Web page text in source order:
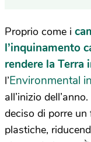
Proprio come i
l’inquinamento
rendere la Terra
l’Environmental
all’inizio
deciso di porre
plastiche,